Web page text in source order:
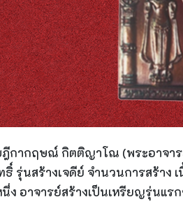
ฎีกากฤษณ์ กิตติญาโณ (พระอาจ
รุ่นสร้างเจดีย์ จำนวนการสร้า
ง อาจารย์สร้างเป็นเหรียญรุ่นแ